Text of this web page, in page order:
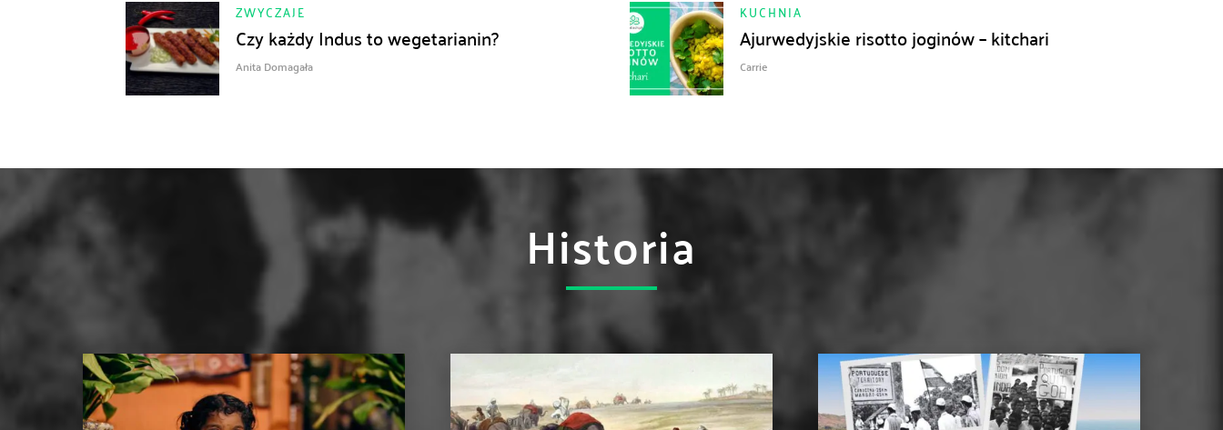
ZWYCZAJE
Czy każdy Indus to wegetarianin?
Anita Domagała
KUCHNIA
Ajurwedyjskie risotto joginów – kitchari
Carrie
Historia